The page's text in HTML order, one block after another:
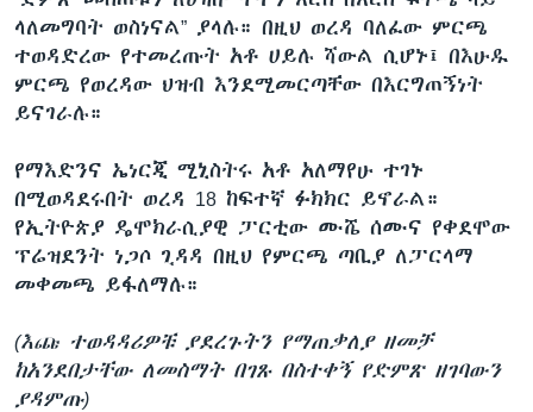
ላለመግባት ወስነናል” ያላሉ። በዚህ ወረዳ ባለፈው ምርጫ
ተወዳድረው የተመረጡት አቶ ሀይሉ ሻውል ሲሆኑ፤ በእሁዱ
ምርጫ የወረዳው ህዝብ እንደሚመርጣቸው በእርግጠኝነት
ይናገራሉ።
የማእድንና ኤነርጂ ሚኒስትሩ አቶ አለማየሁ ተገኑ
በሚወዳደሩበት ወረዳ 18 ከፍተኛ ፉክክር ይኖራል።
የኢትዮጵያ ዴሞክራሲያዊ ፓርቲው ሙሼ ሰሙና የቀደሞው
ፕሬዝደንት ነጋሶ ጊዳዳ በዚህ የምርጫ ጣቢያ ለፓርላማ
መቀመጫ ይፋለማሉ።
(እጩ ተወዳዳሪዎቹ ያደረጉትን የማጠቃለያ ዘመቻ
ከአንደበታቸው ለመስማት በገጹ በስተቀኝ የድምጽ ዘገባውን
ያዳምጡ)